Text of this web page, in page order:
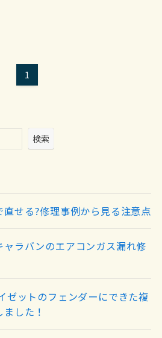
1
検索
直せる?修理事例から見る注意点
ラバンのエアコンガス漏れ修
ゼットのフェンダーにできた複
した！